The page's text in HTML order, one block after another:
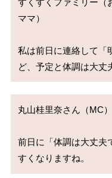
すくすくファミリー（
ママ）
私は前日に連絡して「
丸山桂里奈さん（MC）
前日に「体調は大丈夫